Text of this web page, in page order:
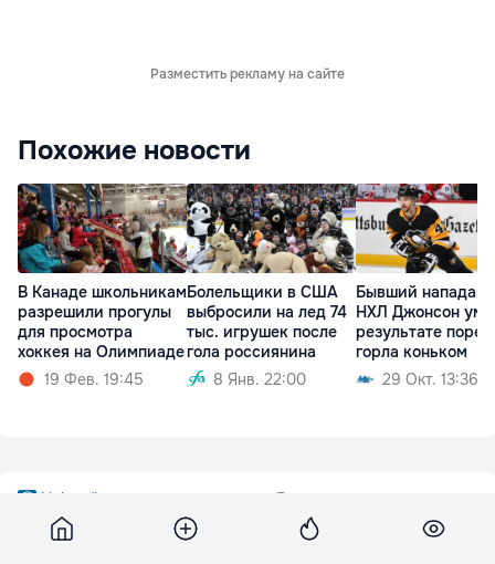
Разместить рекламу на сайте
Похожие новости
В Канаде школьникам
разрешили прогулы
для просмотра
хоккея на Олимпиаде
19 Фев. 19:45
Болельщики в США
выбросили на лед 74
тыс. игрушек после
гола россиянина
8 Янв. 22:00
Бывший
НХЛ Джонсон
результате
горла коньком
29 Окт. 13:36
Unimedia
Șapte străzi din Chisinau au fost